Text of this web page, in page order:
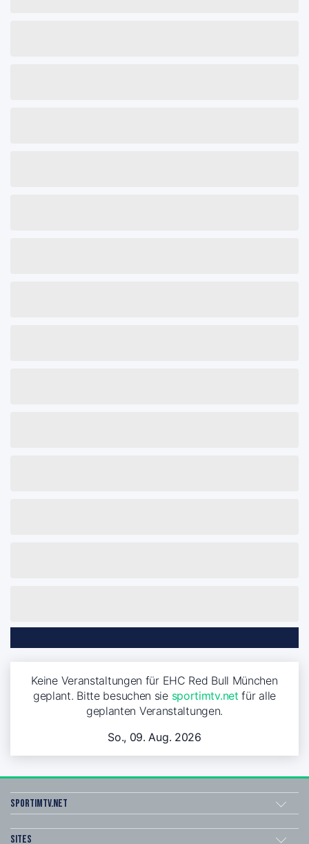
Keine Veranstaltungen für EHC Red Bull München
geplant. Bitte besuchen sie sportimtv.net für alle
geplanten Veranstaltungen.
So., 09. Aug. 2026
sportimtv.net
Sites